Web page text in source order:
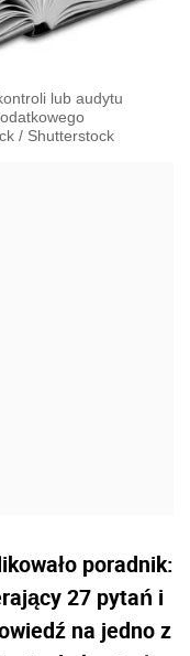
lub audytu
/ Shutterstock
poradnik:
27 pytań i
na jedno z